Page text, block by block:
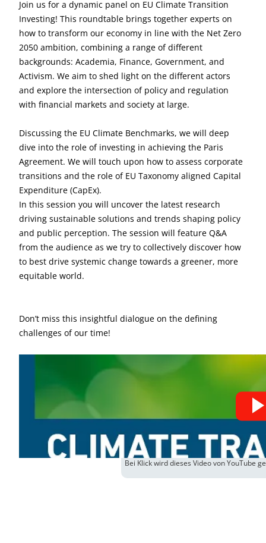
Join us for a dynamic panel on EU Climate Transition
Investing! This roundtable brings together experts on
how to transform our economy in line with the Net Zero
2050 ambition, combining a range of different
backgrounds: Academia, Finance, Government, and
Activism. We aim to shed light on the different actors
and explore the intersection of policy and regulation
with financial markets and society at large.
Discussing the EU Climate Benchmarks, we will deep
dive into the role of investing in achieving the Paris
Agreement. We will touch upon how to assess corporate
transitions and the role of EU Taxonomy aligned Capital
Expenditure (CapEx).
In this session you will uncover the latest research
driving sustainable solutions and trends shaping policy
and public perception. The session will feature Q&A
from the audience as we try to collectively discover how
to best drive systemic change towards a greener, more
equitable world.
Don’t miss this insightful dialogue on the defining
challenges of our time!
Bei Klick wird dieses Video von YouTube